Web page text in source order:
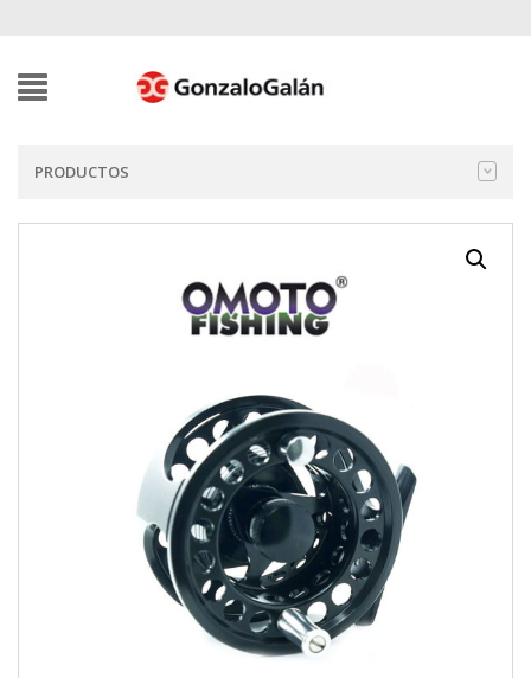
PRODUCTOS